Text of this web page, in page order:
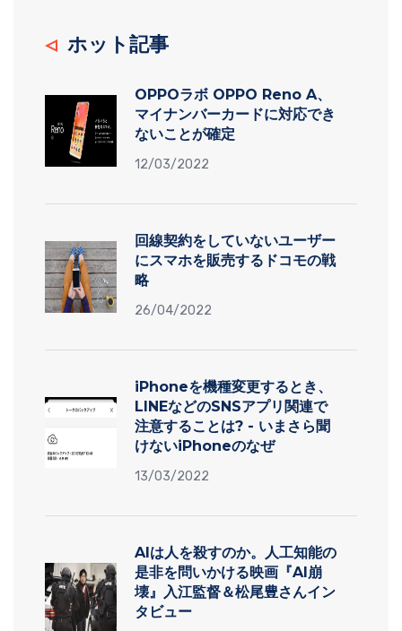
ホット記事
OPPOラボ OPPO Reno A、
マイナンバーカードに対応でき
ないことが確定
12/03/2022
回線契約をしていないユーザー
にスマホを販売するドコモの戦
略
26/04/2022
iPhoneを機種変更するとき、
LINEなどのSNSアプリ関連で
注意することは? - いまさら聞
けないiPhoneのなぜ
13/03/2022
AIは人を殺すのか。人工知能の
是非を問いかける映画『AI崩
壊』入江監督＆松尾豊さんイン
タビュー